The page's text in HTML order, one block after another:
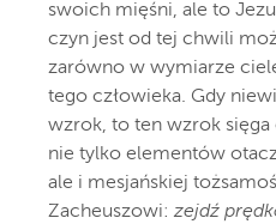
swoich mięśni, ale to
czyn jest od tej chwili
zarówno w wymiarze
tego człowieka. Gdy
wzrok, to ten wzrok sięga
nie tylko elementów
ale i mesjańskiej
Zacheuszowi: zejdź